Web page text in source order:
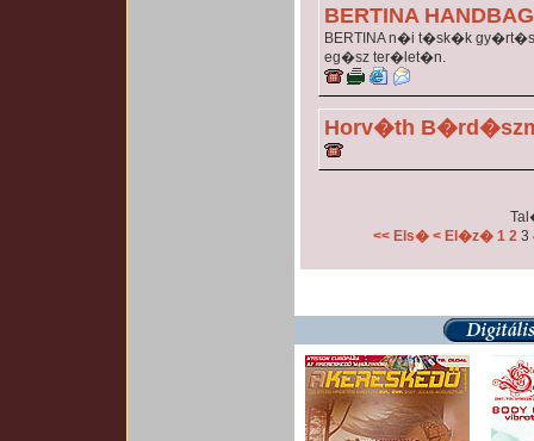
BERTINA
BERTINA n�i t�sk�k
eg�sz ter�let�n.
Horv�th
<< Els� < El�z� 1 2 3